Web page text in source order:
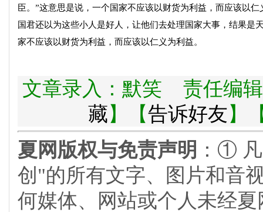
臣。”这意思是说，一个国家不应该以财货为利益，而应该以
国君还以为这些小人是好人，让他们去处理国家大事，结果
家不应该以财货为利益，而应该以仁义为利益。
文章录入：默笑 责任编
藏】【告诉好友】
夏网版权与免责声明 ：①
创"的所有文字、图片和音
何媒体、网站或个人未经